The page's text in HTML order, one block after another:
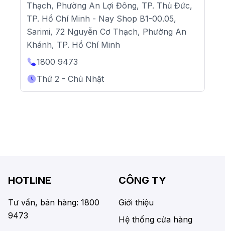
Thạch, Phường An Lợi Đông, TP. Thủ Đức,
TP. Hồ Chí Minh - Nay Shop B1-00.05,
Sarimi, 72 Nguyễn Cơ Thạch, Phường An
Khánh, TP. Hồ Chí Minh
1800 9473
Thứ 2 - Chủ Nhật
HOTLINE
Tư vấn, bán hàng: 1800
9473
CÔNG TY
Giới thiệu
Hệ thống cửa hàng